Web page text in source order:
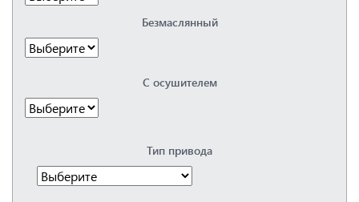
Doosan
ET-Compressors
Fiac
GMP
Hansmann
Hitachi
Ingersoll Rand
Безмаслянный
С осушителем
Тип привода